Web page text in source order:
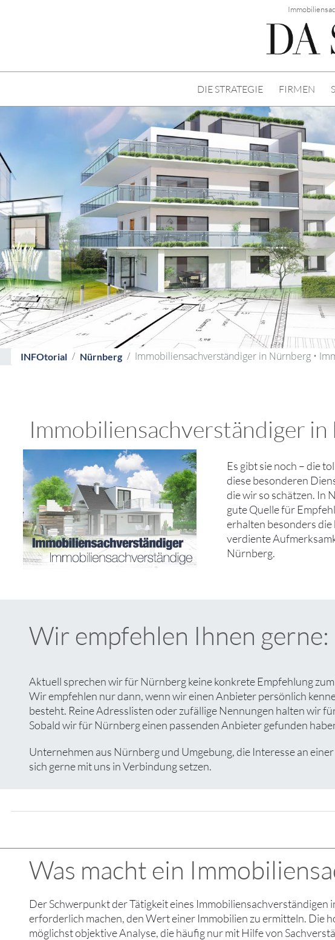
DIE STRATEGIE FIRMEN
INFOtorial Nürnberg Immobiliensachverständiger in Nürnberg •
Immobiliensachverständiger
Es gibt sie noch – die
diese besonderen
die wir so schätzen. In
gute Quelle für
erhalten besonders
verdiente
Nürnberg.
Wir empfehlen Ihnen gerne:
Aktuell sprechen wir für Nürnberg keine konkrete Empfehlung
Wir empfehlen nur dann, wenn wir einen Anbieter persönlich
besteht. Reine Adresslisten oder zufällige Nennungen halten wir
Sobald wir für Nürnberg einen passenden Anbieter gefunden
Unternehmen aus Nürnberg und Umgebung, die Interesse an
sich gerne mit uns in Verbindung setzen.
Was macht ein
Der Schwerpunkt der Tätigkeit eines
erforderlich machen, den Wert einer Immobilien zu ermitteln. Die
möglichst objektive Analyse, die häufig nur mit Hilfe von